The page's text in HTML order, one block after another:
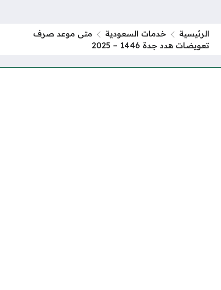
الرئيسية خدمات السعودية
متى موعد صرف
تعويضات هدد جدة 1446 – 2025